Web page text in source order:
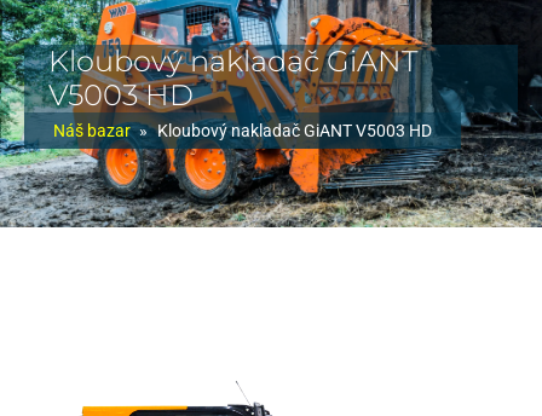
Kloubový nakladač GiANT
V5003 HD
Náš bazar » Kloubový nakladač GiANT V5003 HD